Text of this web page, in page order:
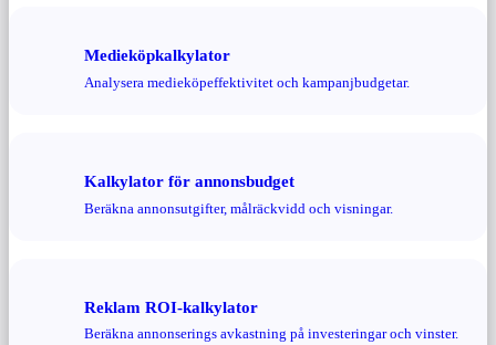
Medieköpkalkylator
Analysera medieköpeffektivitet och kampanjbudgetar.
Kalkylator för annonsbudget
Beräkna annonsutgifter, målräckvidd och visningar.
Reklam ROI-kalkylator
Beräkna annonserings avkastning på investeringar och vinster.